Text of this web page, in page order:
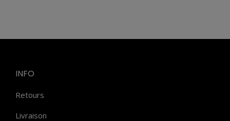
INFO
Retours
Livraison